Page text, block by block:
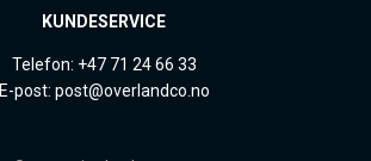
KUNDESERVICE
Telefon: +47 71 24 66 33
E-post: post@overlandco.no